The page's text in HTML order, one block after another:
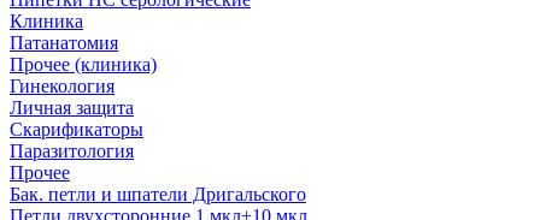
Клиника
Патанатомия
Прочее (клиника)
Гинекология
Личная защита
Скарификаторы
Паразитология
Прочее
Бак. петли и шпатели Дригальского
Петли двухсторонние 1 мкл+10 мкл